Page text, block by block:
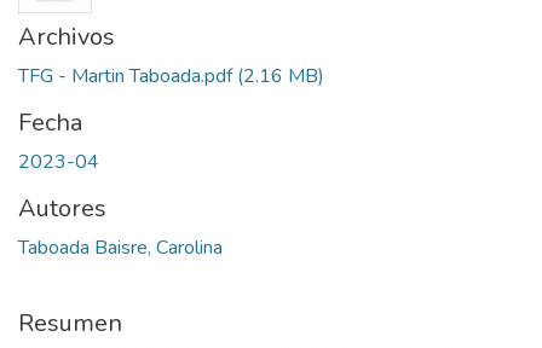
Archivos
TFG - Martin Taboada.pdf(2.16 MB)
Fecha
2023-04
Autores
Taboada Baisre, Carolina
Resumen